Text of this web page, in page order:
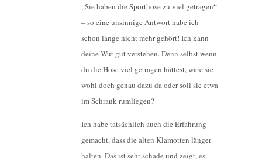
„Sie haben die Sporthose zu viel getragen“
– so eine unsinnige Antwort habe ich
schon lange nicht mehr gehört! Ich kann
deine Wut gut verstehen. Denn selbst wenn
du die Hose viel getragen hättest, wäre sie
wohl doch genau dazu da oder soll sie etwa
im Schrank rumliegen?
Ich habe tatsächlich auch die Erfahrung
gemacht, dass die alten Klamotten länger
halten. Das ist sehr schade und zeigt, es